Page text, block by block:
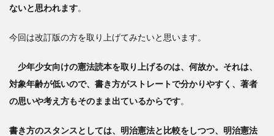
ッパ
史観
面に
た憲
法読
ないと思われます。
今回は改訂版の方を取り上げてみたいと思います。
少年少女向けの憲法読本を取り上げるのは、何故か。それは、
対象年齢が低いので、書き方がストレートで分かりやすく、著者
の思いや考え方もそのまま出ているからです。
書き方のスタンスとしては、明治憲法と比較をしつつ、明治憲法